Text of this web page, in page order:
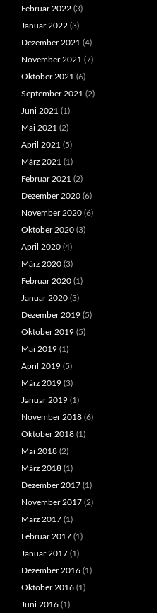
Februar 2022 (3)
Januar 2022 (3)
Dezember 2021 (4)
November 2021 (7)
Oktober 2021 (6)
September 2021 (2)
Juni 2021 (1)
Mai 2021 (2)
April 2021 (5)
März 2021 (1)
Februar 2021 (2)
Dezember 2020 (6)
November 2020 (6)
Oktober 2020 (3)
April 2020 (4)
März 2020 (3)
Februar 2020 (1)
Januar 2020 (3)
Dezember 2019 (5)
Oktober 2019 (5)
Mai 2019 (1)
April 2019 (5)
März 2019 (3)
Januar 2019 (1)
November 2018 (6)
Oktober 2018 (1)
Mai 2018 (2)
März 2018 (1)
Dezember 2017 (1)
November 2017 (2)
März 2017 (1)
Februar 2017 (1)
Januar 2017 (1)
Dezember 2016 (1)
Oktober 2016 (1)
Juni 2016 (1)